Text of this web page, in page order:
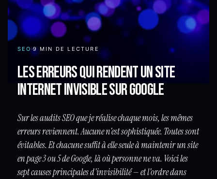
SEO 9 MIN DE LECTURE
Les erreurs qui rendent un site
internet invisible sur Google
Sur les audits SEO que je réalise chaque mois, les mêmes
erreurs reviennent. Aucune n'est sophistiquée. Toutes sont
évitables. Et chacune suffit à elle seule à maintenir un site
en page 3 ou 5 de Google, là où personne ne va. Voici les
sept causes principales d'invisibilité — et l'ordre dans